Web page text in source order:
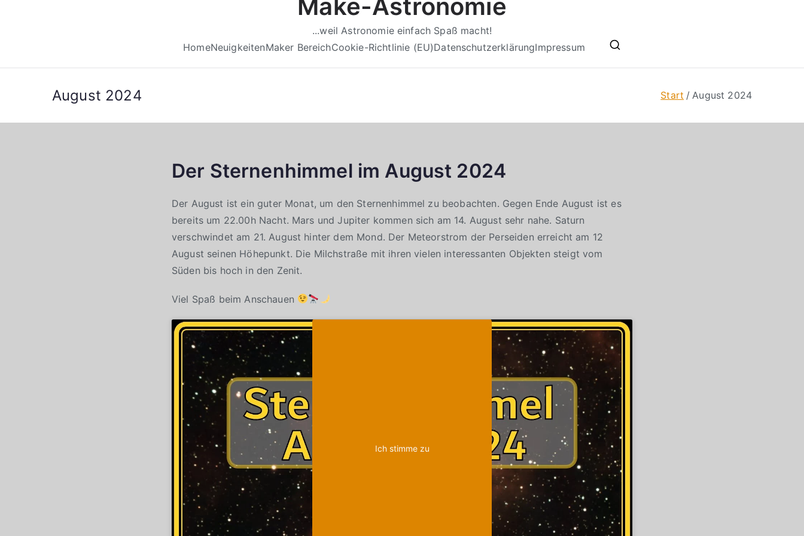
Make-Astronomie
...weil Astronomie einfach Spaß macht!
HomeNeuigkeitenMaker BereichCookie-Richtlinie (EU)DatenschutzerklärungImpressum
August 2024 Start August 2024
Der Sternenhimmel im August 2024
Der August ist ein guter Monat, um den Sternenhimmel zu beobachten. Gegen Ende August ist es
bereits um 22.00h Nacht. Mars und Jupiter kommen sich am 14. August sehr nahe. Saturn
verschwindet am 21. August hinter dem Mond. Der Meteorstrom der Perseiden erreicht am 12
August seinen Höhepunkt. Die Milchstraße mit ihren vielen interessanten Objekten steigt vom
Süden bis hoch in den Zenit.
Viel Spaß beim Anschauen
Ich stimme zu